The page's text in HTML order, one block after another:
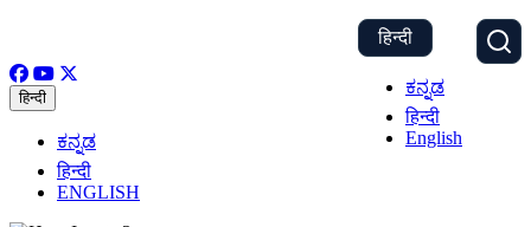
हिन्दी
ಕನ್ನಡ
हिन्दी
English
हिन्दी
ಕನ್ನಡ
हिन्दी
ENGLISH